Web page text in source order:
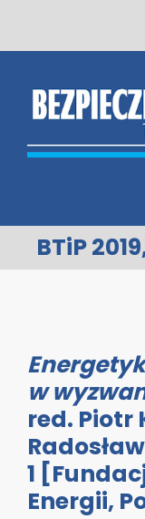
BTiP
w
red. Piotr
1
Energii,